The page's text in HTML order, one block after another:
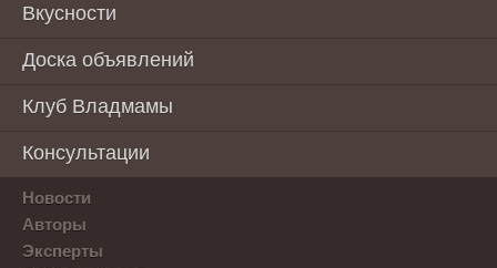
Вкусности
Доска объявлений
Клуб Владмамы
Консультации
Новости
Авторы
Эксперты